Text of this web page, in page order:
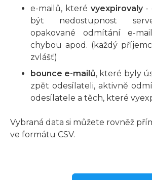
e-mailů, které vyexpirovaly-
být nedostupnost
opakované odmítání e-
chybou apod. (každý
zvlášť)
bounce e-mailů, které byly
zpět odesílateli, aktivně
odesílatele a těch, které
Vybraná data si můžete rovněž
ve formátu CSV.